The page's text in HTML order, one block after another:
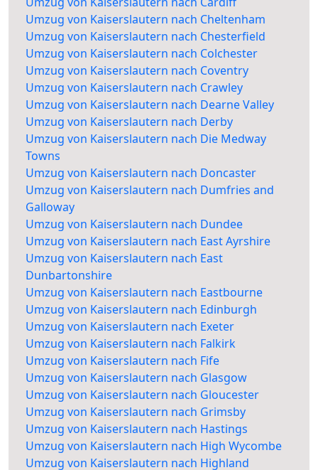
Umzug von Kaiserslautern nach Cheltenham
Umzug von Kaiserslautern nach Chesterfield
Umzug von Kaiserslautern nach Colchester
Umzug von Kaiserslautern nach Coventry
Umzug von Kaiserslautern nach Crawley
Umzug von Kaiserslautern nach Dearne Valley
Umzug von Kaiserslautern nach Derby
Umzug von Kaiserslautern nach Die Medway
Towns
Umzug von Kaiserslautern nach Doncaster
Umzug von Kaiserslautern nach Dumfries and
Galloway
Umzug von Kaiserslautern nach Dundee
Umzug von Kaiserslautern nach East Ayrshire
Umzug von Kaiserslautern nach East
Dunbartonshire
Umzug von Kaiserslautern nach Eastbourne
Umzug von Kaiserslautern nach Edinburgh
Umzug von Kaiserslautern nach Exeter
Umzug von Kaiserslautern nach Falkirk
Umzug von Kaiserslautern nach Fife
Umzug von Kaiserslautern nach Glasgow
Umzug von Kaiserslautern nach Gloucester
Umzug von Kaiserslautern nach Grimsby
Umzug von Kaiserslautern nach Hastings
Umzug von Kaiserslautern nach High Wycombe
Umzug von Kaiserslautern nach Highland